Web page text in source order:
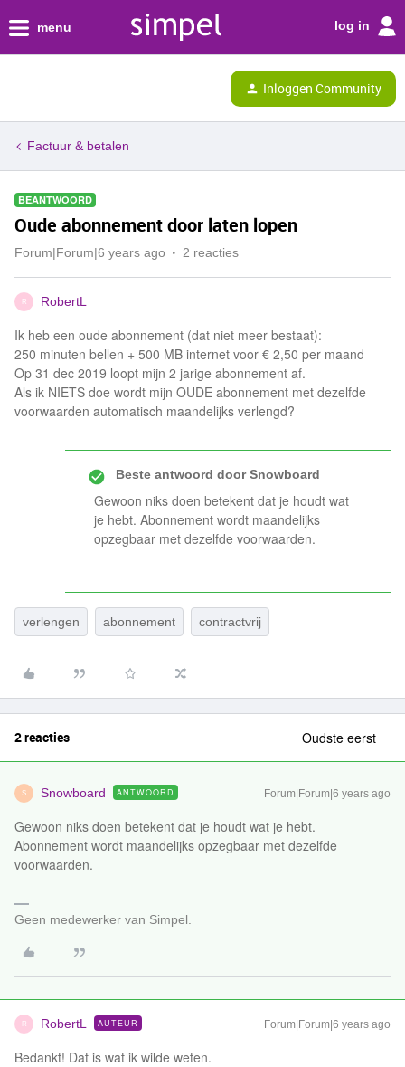
menu log in
Inloggen Community
Factuur & betalen
BEANTWOORD
Oude abonnement door laten lopen
Forum|Forum|6 years ago 2 reacties
R RobertL
Ik heb een oude abonnement (dat niet meer bestaat):
250 minuten bellen + 500 MB internet voor € 2,50 per maand
Op 31 dec 2019 loopt mijn 2 jarige abonnement af.
Als ik NIETS doe wordt mijn OUDE abonnement met dezelfde
voorwaarden automatisch maandelijks verlengd?
Beste antwoord doorSnowboard
Gewoon niks doen betekent dat je houdt wat
je hebt. Abonnement wordt maandelijks
opzegbaar met dezelfde voorwaarden.
verlengen abonnement contractvrij
2 reacties Oudste eerst
S Snowboard ANTWOORD Forum|Forum|6 years ago
Gewoon niks doen betekent dat je houdt wat je hebt.
Abonnement wordt maandelijks opzegbaar met dezelfde
voorwaarden.
Geen medewerker van Simpel.
R RobertL AUTEUR Forum|Forum|6 years ago
Bedankt! Dat is wat ik wilde weten.